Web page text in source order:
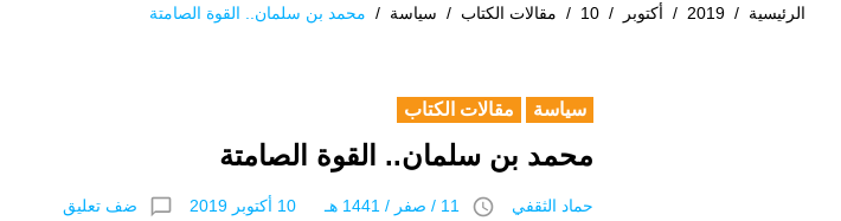
الرئيسية /
2019
/ أكتوبر /
10
/ مقالات الكتاب / سياسة / محمد بن سلمان.. القوة الصامتة
سياسة مقالات الكتاب
محمد بن سلمان.. القوة الصامتة
حماد الثقفي access_time 11 / صفر / 1441 هـ 10 أكتوبر 2019 chat_bubble_outline ضف تعليق